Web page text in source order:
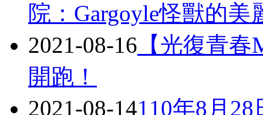
院：Gargoyle怪獸的
2021-08-16 【光復青
開跑！
2021-08-14110年8月